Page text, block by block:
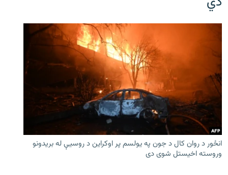
انځور د روان کال د جون په یولسم پر اوکراین د روسیې له بریدونو
وروسته اخیستل شوی دی